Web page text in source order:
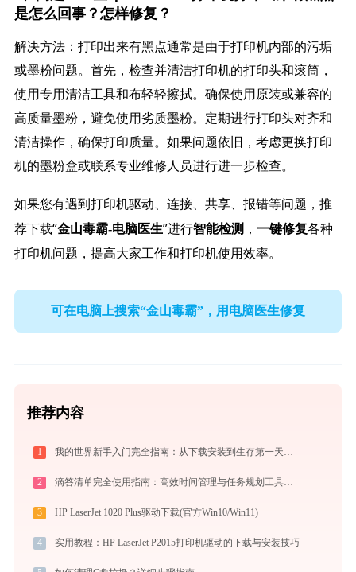
是怎么回事？怎样修复？
解决方法：打印出来有黑点通常是由于打印机内部的污垢
或墨粉问题。首先，检查并清洁打印机的打印头和滚筒，
使用专用清洁工具和布轻轻擦拭。确保使用原装或兼容的
高质量墨粉，避免使用劣质墨粉。定期进行打印头对齐和
清洁操作，确保打印质量。如果问题依旧，考虑更换打印
机的墨粉盒或联系专业维修人员进行进一步检查。
如果您有遇到打印机驱动、连接、共享、报错等问题，推
荐下载“金山毒霸-电脑医生”进行智能检测， 一键修复各种
打印机问题，提高大家工作和打印机使用效率。
可在电脑上搜索“金山毒霸”，用电脑医生修复
推荐内容
1 我的世界新手入门完全指南：从下载安装到生存第一天，一篇讲透
2 滴答清单完全使用指南：高效时间管理与任务规划工具，让你的每一天井井有条
3 HP LaserJet 1020 Plus驱动下载(官方Win10/Win11)
4 实用教程：HP LaserJet P2015打印机驱动的下载与安装技巧